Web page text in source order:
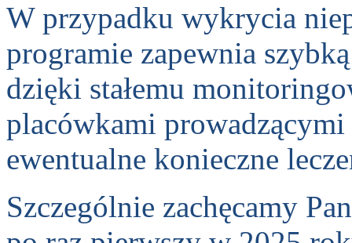
W przypadku wykrycia
programie zapewnia
dzięki stałemu
placówkami
ewentualne konieczne
Szczególnie zachęcamy